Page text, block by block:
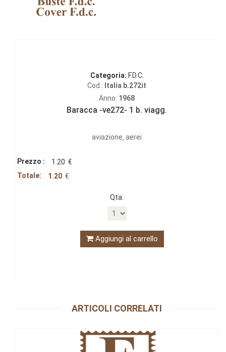
Categoria: F.D.C.
Cod.: Italia b.272it
Anno: 1968
Baracca -ve272- 1 b. viagg.
aviazione‚ aerei
Prezzo : 1.20 €
Totale:
1.20 €
Qta:
Aggiungi al carrello
ARTICOLI CORRELATI